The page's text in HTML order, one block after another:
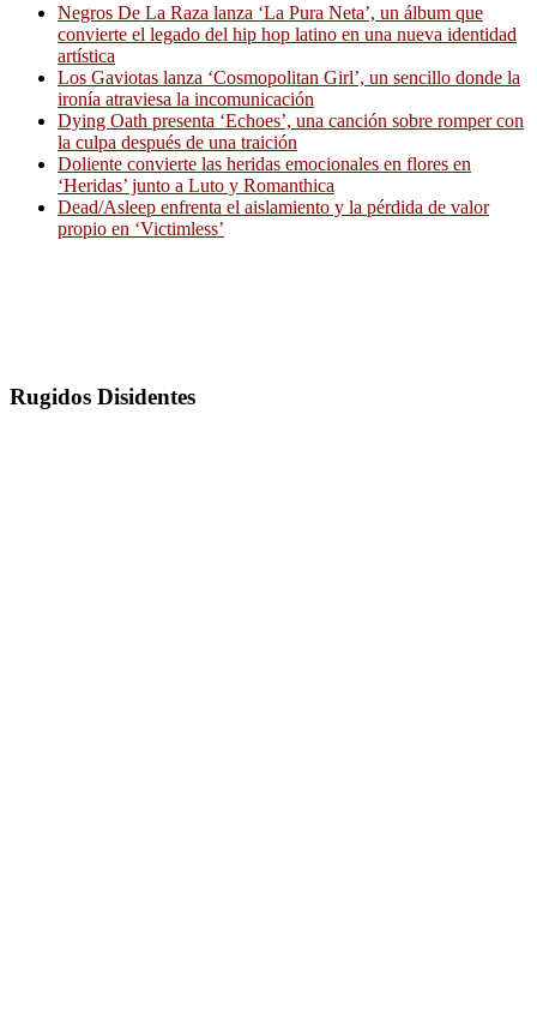
Negros De La Raza lanza ‘La Pura Neta’, un álbum que
convierte el legado del hip hop latino en una nueva identidad
artística
Los Gaviotas lanza ‘Cosmopolitan Girl’, un sencillo donde la
ironía atraviesa la incomunicación
Dying Oath presenta ‘Echoes’, una canción sobre romper con
la culpa después de una traición
Doliente convierte las heridas emocionales en flores en
‘Heridas’ junto a Luto y Romanthica
Dead/Asleep enfrenta el aislamiento y la pérdida de valor
propio en ‘Victimless’
Rugidos Disidentes